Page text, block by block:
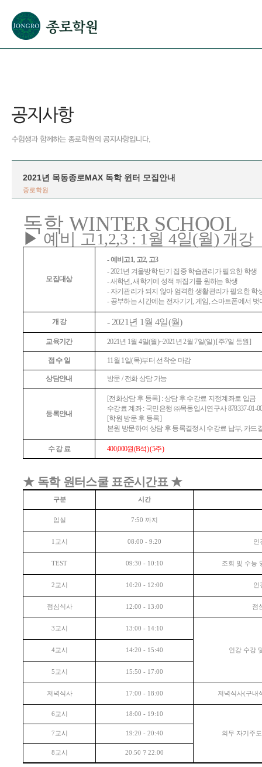
2021년 목동종로MAX 독학 윈터 모집안내
종로학원
독학 WINTER SCHOOL
▶ 예비 고1,2,3 : 1 월4일(월) 개강
모집대상
-예비고1, 고2, 고3
- 2021년 겨울방학 단기 집중 학습관리가 필요한 학생
-새학년 ,새학기에 성적 뒤집기를 원하는 학생
- 자기관리가 되지 않아 엄격한 생활관리가 필요한 학
- 공부하는 시간에는 전자기기 ,게임 , 스마트폰에서 벗
개 강 - 2021 년 1월 4일(월)
교육기간 2021년 1월4일(월)~2021년2월7일(일 ) [주7일 등원]
접 수 일 11월 1일(목)부터 선착순 마감
상담안내 방문/ 전화 상담 가능
등록안내
[전화상담 후 등록] :상담 후 수강료 지정계좌로 입금
수강료 계좌: 국민은행 ㈜목동입시연구사878337-01-
[학원 방문 후 등록]
본원 방문하여 상담 후 등록결정시 수강료 납부, 카드
수 강 료 400,000원(B석) (5주)
★ 독학 원터스쿨 표준시간표 ★
구분 시간
입실 7:50 까지
1 교시 08:00 - 9:20 인
TEST 09:30 - 10:10 조회 및 수능
2 교시 10:20 - 12:00 인
점심식사 12:00 - 13:00 점
3 교시 13:00 - 14:10
인강 수강
4교시 14:20 - 15:40
5 교시 15:50 - 17:00
저녁식사 17:00 - 18:00 저녁식사(구내
6 교시 18:00 - 19:10
의무 자기주
7 교시 19:20 - 20:40
8 교시 20:50 ? 22:00